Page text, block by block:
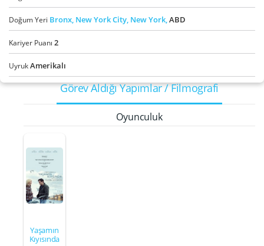
Doğum Yeri Bronx, New York City, New York,ABD
Kariyer Puanı 2
UyrukAmerikalı
Görev Aldığı Yapımlar / Filmografi
Oyunculuk
Yaşamın
Kıyısında